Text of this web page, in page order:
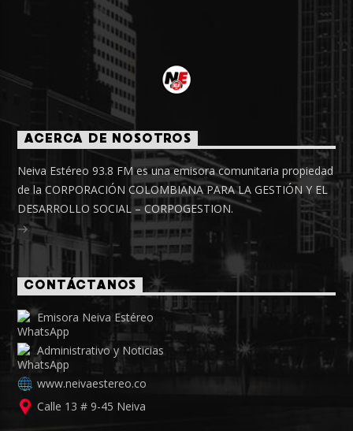
ACERCA DE NOSOTROS
Neiva Estéreo 93.8 FM es una emisora comunitaria propiedad
de la CORPORACIÓN COLOMBIANA PARA LA GESTIÓN Y EL
DESARROLLO SOCIAL – CORPOGESTION.
CONTÁCTANOS
Emisora Neiva Estéreo
Administrativo y Noticias
www.neivaestereo.co
Calle 13 # 9-45 Neiva